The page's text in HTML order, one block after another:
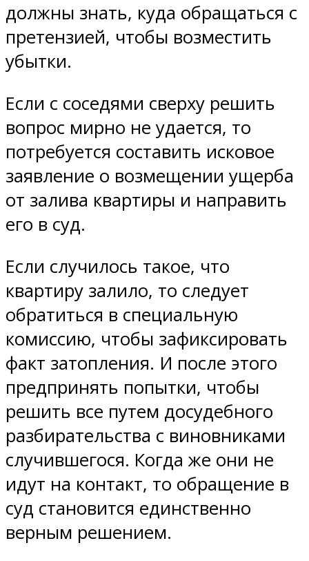
должны знать, куда обращаться с
претензией, чтобы возместить
убытки.
Если с соседями сверху решить
вопрос мирно не удается, то
потребуется составить исковое
заявление о возмещении ущерба
от залива квартиры и направить
его в суд.
Если случилось такое, что
квартиру залило, то следует
обратиться в специальную
комиссию, чтобы зафиксировать
факт затопления. И после этого
предпринять попытки, чтобы
решить все путем досудебного
разбирательства с виновниками
случившегося. Когда же они не
идут на контакт, то обращение в
суд становится единственно
верным решением.